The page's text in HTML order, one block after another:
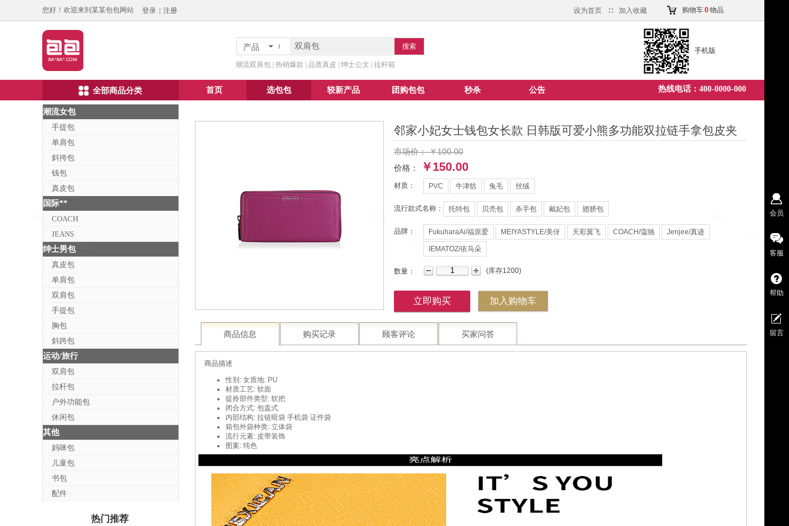
登录 注册 设为首页 ∷ 加入收藏 购物车0物品
您好！欢迎来到某某包包网站
产品 搜索
手机版
潮流双肩包 | 热销爆款 | 品质真皮 | 绅士公文 | 拉杆箱
首页 选包包 较新产品 团购包包 秒杀 公告
全部商品分类 热线电话：400-0000-000
潮流女包
手提包
单肩包
斜挎包
钱包
真皮包
国际**
COACH
JEANS
绅士男包
真皮包
单肩包
双肩包
手提包
胸包
斜跨包
运动/旅行
双肩包
拉杆包
户外功能包
休闲包
其他
妈咪包
儿童包
书包
配件
邻家小妃女士钱包女长款 日韩版可爱小熊多功能双拉链手拿包皮夹
市场价： ￥100.00
价格：
￥150.00
材质： PVC 牛津纺 兔毛 丝绒
流行款式名称： 托特包 贝壳包 杀手包 戴妃包 翅膀包
品牌： FukuharaAi/福原爱 MEIYASTYLE/美伢 天彩翼飞 COACH/蔻驰 Jenjee/真迹
IEMATOZ/依马朵
数量： (库存1200)
立即购买 加入购物车
商品信息 购买记录 顾客评论 买家问答
商品描述
性别: 女质地: PU
材质工艺: 软面
提拎部件类型: 软把
闭合方式: 包盖式
内部结构: 拉链暗袋 手机袋 证件袋
箱包外袋种类: 立体袋
流行元素: 皮带装饰
图案: 纯色
热门推荐
会员
客服
帮助
留言